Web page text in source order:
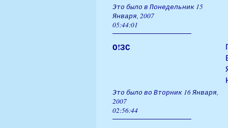
Это было в Понедельник 15
Января, 2007
05:44:01
О!ЗС
Это было во Вторник 16 Января,
2007
02:56:44